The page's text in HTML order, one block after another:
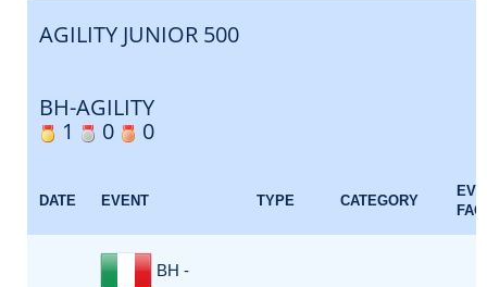
AGILITY JUNIOR 500
BH-AGILITY
1
0 0
DATE EVENT TYPE CATEGORY
BH -